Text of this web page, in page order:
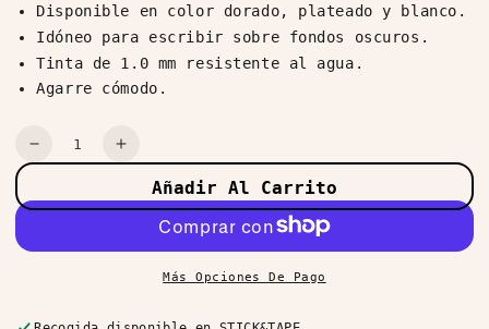
Disponible en color dorado, plateado y blanco.
Idóneo para escribir sobre fondos oscuros.
Tinta de 1.0 mm resistente al agua.
Agarre cómodo.
Cantidad
Reducir
para
Aumentar
para
Bolígrafos
Hybrid
Añadir Al Carrito
Más Opciones De Pago